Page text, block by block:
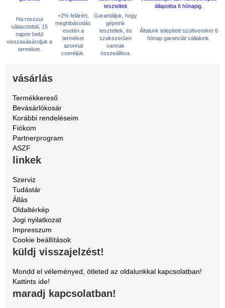
Ha rosszul
választottál, 15
napon belül
visszavásároljuk a
terméket.
+2% felárért,
meghibásodás
esetén a
terméket
azonnal
cseréljük.
Garantáljuk, hogy
gépeink
teszteltek, és
szakszerűen
vannak
összeállítva.
Általunk telepített szoftverekre 6
hónap garanciát vállalunk.
vásárlás
Termékkereső
Bevásárlókosár
Korábbi rendeléseim
Fiókom
Partnerprogram
ASZF
linkek
Szerviz
Tudástár
Állás
Oldaltérkép
Jogi nyilatkozat
Impresszum
Cookie beállítások
küldj visszajelzést!
Mondd el véleményed, ötleted az oldalunkkal kapcsolatban!
Kattints ide!
maradj kapcsolatban!